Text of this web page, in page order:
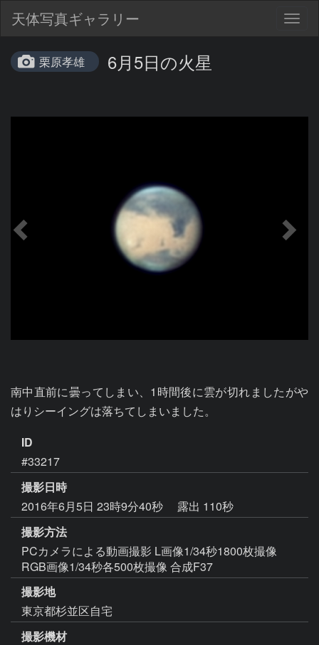
天体写真ギャラリー
栗原孝雄 6月5日の火星
南中直前に曇ってしまい、1時間後に雲が切れましたがや
はりシーイングは落ちてしまいました。
ID
#33217
撮影日時
2016年6月5日 23時9分40秒
露出 110秒
撮影方法
PCカメラによる動画撮影 L画像1/34秒1800枚撮像
RGB画像1/34秒各500枚撮像 合成F37
撮影地
東京都杉並区自宅
撮影機材